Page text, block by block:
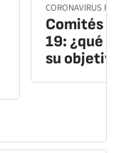
CORONAVIRUS
Comités
19: ¿qué
su